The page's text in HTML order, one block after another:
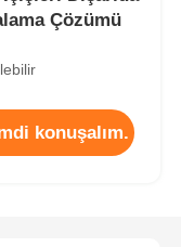
Çözümü
konuşalım.
Yedek Tam Renkli Led Dijital Ekran Panosu Yüksek Parlaklık P2.9 7680Hz